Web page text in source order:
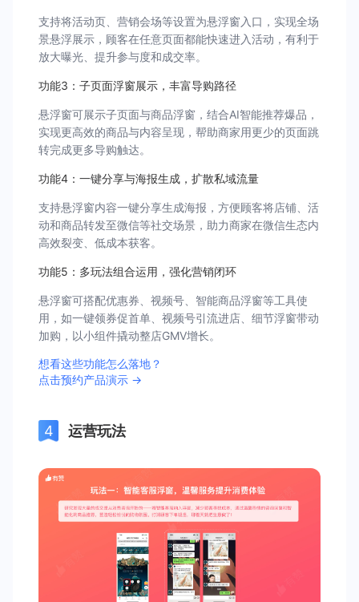
支持将活动页、营销会场等设置为悬浮窗入口，实现全场
景悬浮展示，顾客在任意页面都能快速进入活动，有利于
放大曝光、提升参与度和成交率。
功能3：子页面浮窗展示，丰富导购路径
悬浮窗可展示子页面与商品浮窗，结合AI智能推荐爆品，
实现更高效的商品与内容呈现，帮助商家用更少的页面跳
转完成更多导购触达。
功能4：一键分享与海报生成，扩散私域流量
支持悬浮窗内容一键分享生成海报，方便顾客将店铺、活
动和商品转发至微信等社交场景，助力商家在微信生态内
高效裂变、低成本获客。
功能5：多玩法组合运用，强化营销闭环
悬浮窗可搭配优惠券、视频号、智能商品浮窗等工具使
用，如一键领券促首单、视频号引流进店、细节浮窗带动
加购，以小组件撬动整店GMV增长。
想看这些功能怎么落地？
点击预约产品演示 →
运营玩法